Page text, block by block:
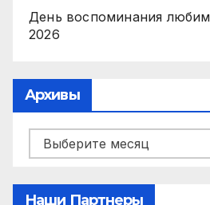
День воспоминания
2026
Архивы
Архивы
Наши Партнеры